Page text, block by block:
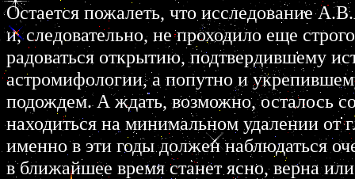
Остается пожалеть, что исследование
и, следовательно, не проходило еще
радоваться открытию, подтвердившему
астромифологии, а попутно и
подождем. А ждать, возможно, осталось
находиться на минимальном удалении от
именно в эти годы должен наблюдаться
в ближайшее время станет ясно, верна